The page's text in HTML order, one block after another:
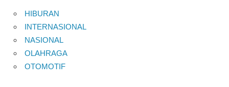
HIBURAN
INTERNASIONAL
NASIONAL
OLAHRAGA
OTOMOTIF